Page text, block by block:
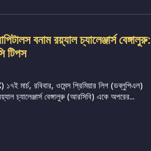
বনাম রয়্যাল চ্যালেঞ্জার্স বেঙ্গালুরু:
টিপস
রবিবার, ওমেন্স প্রিমিয়ার লিগ (ডব্লুপিএল)
চ্যালেঞ্জার্স বেঙ্গালুরু (আরসিবি) একে অপরের...